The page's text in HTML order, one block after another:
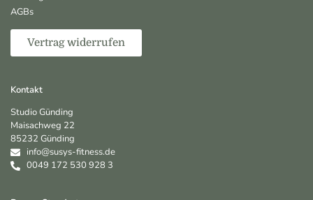
AGBs
Vertrag widerrufen
Kontakt
Studio Günding
Maisachweg 22
85232 Günding
info@susys-fitness.de
0049 172 530 928 3